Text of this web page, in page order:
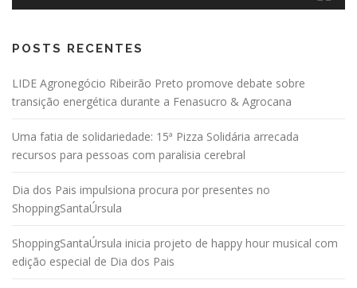
POSTS RECENTES
LIDE Agronegócio Ribeirão Preto promove debate sobre
transição energética durante a Fenasucro & Agrocana
Uma fatia de solidariedade: 15ª Pizza Solidária arrecada
recursos para pessoas com paralisia cerebral
Dia dos Pais impulsiona procura por presentes no
ShoppingSantaÚrsula
ShoppingSantaÚrsula inicia projeto de happy hour musical com
edição especial de Dia dos Pais